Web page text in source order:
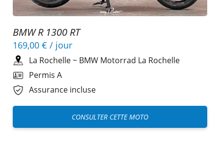
BMW R 1300 RT
169,00 € / jour
La Rochelle~ BMW Motorrad La Rochelle
Permis A
Assurance incluse
CONSULTER CETTE MOTO